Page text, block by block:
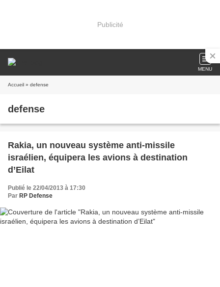
Publicité
MENU
Accueil » defense
defense
Rakia, un nouveau système anti-missile
israélien, équipera les avions à destination
d’Eilat
Publié le 22/04/2013 à 17:30
Par RP Defense